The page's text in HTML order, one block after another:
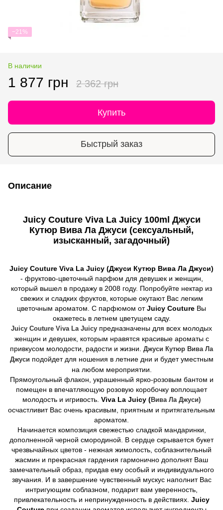
−21%
В наличии
1 877 грн 2 362 грн
Купить
Быстрый заказ
Описание
Juicy Couture Viva La Juicy 100ml Джуси
Кутюр Вива Ла Джуси (сексуальный,
изысканный, загадочный)​
Juicy Couture Viva La Juicy (Джуси Кутюр Вива Ла Джуси)
- фруктово-цветочный парфюм для девушек и женщин,
который вышел в продажу в 2008 году. Попробуйте нектар из
свежих и сладких фруктов, которые окутают Вас легким
цветочным ароматом. С парфюмом отJuicy Couture Вы
окажетесь в летнем цветущем саду.
Juicy Couture Viva La Juicy предназначены для всех молодых
женщин и девушек, которым нравятся красивые ароматы с
привкусом молодости, радости и жизни. Джуси Кутюр Вива Ла
Джуси подойдет для ношения в летние дни и будет уместным
на любом мероприятии.
Прямоугольный флакон, украшенный ярко-розовым бантом и
помещен в впечатляющую розовую коробочку воплощает
молодость и игривость. Vivа Lа Juicу (Вива Ла Джуси)
осчастливит Вас очень красивым, приятным и притягательным
ароматом.
Начинается композиция свежестью сладкой мандаринки,
дополненной черной смородиной. В сердце скрывается букет
чрезвычайных цветов - нежная жимолость, соблазнительный
жасмин и прекрасная гардения гармонично дополнят Ваш
замечательный образ, придав ему особый и индивидуального
звучания. И в завершение чувственный мускус наполнит Вас
интригующим соблазном, подарит вам уверенность,
привлекательность и непринужденность в действиях. Juicy